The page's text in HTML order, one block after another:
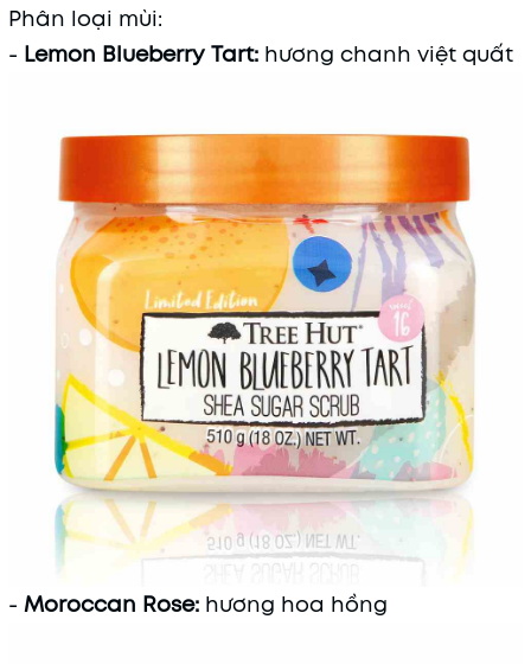
Mã khuyến mãi:
Phân loại mùi:
- Lemon Blueberry Tart: hương chanh việt quất
- Moroccan Rose: hương hoa hồng